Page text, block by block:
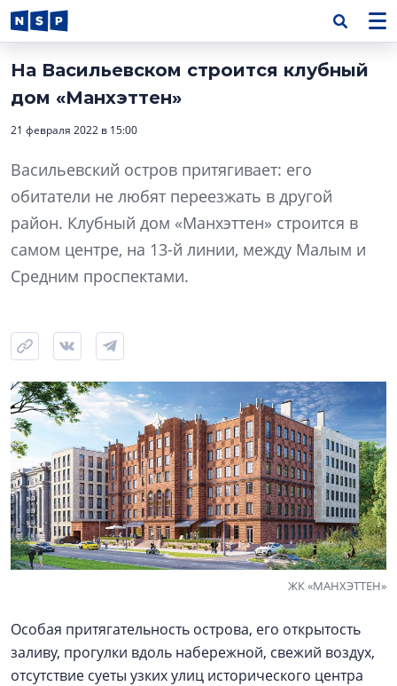
На Васильевском строится клубный
дом «Манхэттен»
21 февраля 2022 в 15:00
Васильевский остров притягивает: его
обитатели не любят переезжать в другой
район. Клубный дом «Манхэттен» строится в
самом центре, на 13-й линии, между Малым и
Средним проспектами.
ЖК «МАНХЭТТЕН»
Особая притягательность острова, его открытость
заливу, прогулки вдоль набережной, свежий воздух,
отсутствие суеты узких улиц исторического центра